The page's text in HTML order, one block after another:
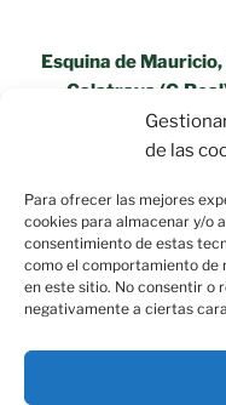
de las
Para ofrecer las mejores
cookies para almacenar y/o
consentimiento de estas
como el comportamiento de
en este sitio. No consentir o
negativamente a ciertas
Esquina de
Calatrava
«Aviso Legal»